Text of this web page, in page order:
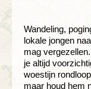
Wandeling,
lokale jongen
mag
je altijd
woestijn
maar houd hem